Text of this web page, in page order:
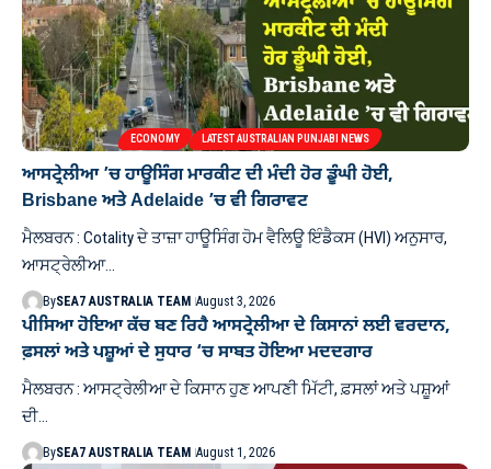
ECONOMY LATEST AUSTRALIAN PUNJABI NEWS
ਆਸਟ੍ਰੇਲੀਆ ’ਚ ਹਾਊਸਿੰਗ ਮਾਰਕੀਟ ਦੀ ਮੰਦੀ ਹੋਰ ਡੂੰਘੀ ਹੋਈ,
Brisbane ਅਤੇ Adelaide ’ਚ ਵੀ ਗਿਰਾਵਟ
ਮੈਲਬਰਨ : Cotality ਦੇ ਤਾਜ਼ਾ ਹਾਊਸਿੰਗ ਹੋਮ ਵੈਲਿਊ ਇੰਡੈਕਸ (HVI) ਅਨੁਸਾਰ,
ਆਸਟ੍ਰੇਲੀਆ…
BySEA7 AUSTRALIA TEAM August 3, 2026
ਪੀਸਿਆ ਹੋਇਆ ਕੱਚ ਬਣ ਰਿਹੈ ਆਸਟ੍ਰੇਲੀਆ ਦੇ ਕਿਸਾਨਾਂ ਲਈ ਵਰਦਾਨ,
ਫ਼ਸਲਾਂ ਅਤੇ ਪਸ਼ੂਆਂ ਦੇ ਸੁਧਾਰ ‘ਚ ਸਾਬਤ ਹੋਇਆ ਮਦਦਗਾਰ
ਮੈਲਬਰਨ : ਆਸਟ੍ਰੇਲੀਆ ਦੇ ਕਿਸਾਨ ਹੁਣ ਆਪਣੀ ਮਿੱਟੀ, ਫ਼ਸਲਾਂ ਅਤੇ ਪਸ਼ੂਆਂ
ਦੀ…
BySEA7 AUSTRALIA TEAM August 1, 2026